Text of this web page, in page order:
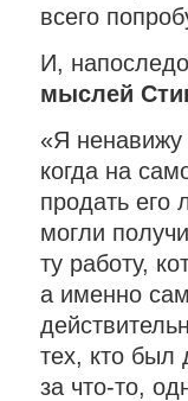
всего
И,
мыслей
«Я
когда на
продать его
могли
ту работу,
а именно
тех, кто был
за что-то,